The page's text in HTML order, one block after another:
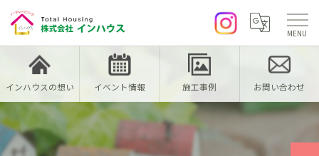
インハウスの想い イベント情報 施工事例 お問い合わせ